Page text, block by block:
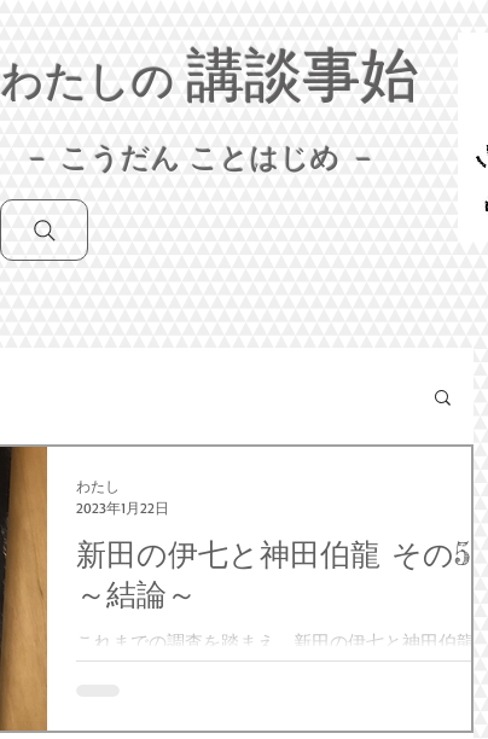
わたしの講談事始
－ こうだん ことはじめ －
新田の伊七と神田伯龍 その5
～結論～
これまでの調査を踏まえ、新田の伊七と神田伯龍の
エピソードを検証してみたいと思います。 わたしが
わたし
2023年1月22日